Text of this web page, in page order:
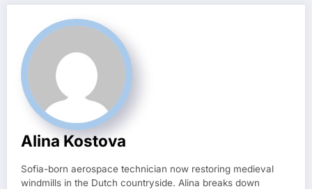
Alina Kostova
Sofia-born aerospace technician now restoring medieval
windmills in the Dutch countryside. Alina breaks down